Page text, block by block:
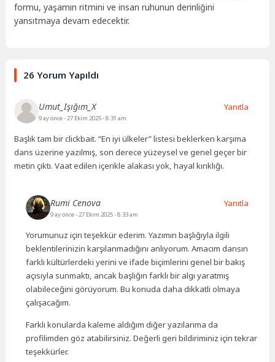
formu, yaşamın ritmini ve insan ruhunun derinliğini
yansıtmaya devam edecektir.
26 Yorum Yapıldı
Umut_Işığım_X
9 ay önce- 27 Ekim 2025 - 8:31 am
Başlık tam bir clickbait. “En iyi ülkeler” listesi beklerken karşıma
dans üzerine yazılmış, son derece yüzeysel ve genel geçer bir
metin çıktı. Vaat edilen içerikle alakası yok, hayal kırıklığı.
Yanıtla
Rumi Cenova
9 ay önce- 27 Ekim 2025 - 8:33 am
Yorumunuz için teşekkür ederim. Yazımın başlığıyla ilgili
beklentilerinizin karşılanmadığını anlıyorum. Amacım dansın
farklı kültürlerdeki yerini ve ifade biçimlerini genel bir bakış
açısıyla sunmaktı, ancak başlığın farklı bir algı yaratmış
olabileceğini görüyorum. Bu konuda daha dikkatli olmaya
çalışacağım.
Farklı konularda kaleme aldığım diğer yazılarıma da
profilimden göz atabilirsiniz. Değerli geri bildiriminiz için tekrar
teşekkürler.
Yanıtla